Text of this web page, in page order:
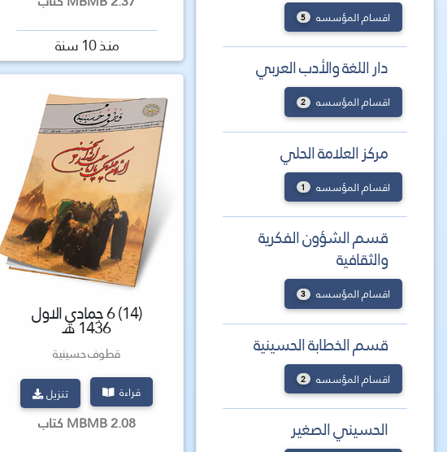
اقسام المؤسسه 5
دار اللغة والأدب العربي
اقسام المؤسسه 2
مركز العلامة الحلي
اقسام المؤسسه 1
قسم الشؤون الفكرية
والثقافية
اقسام المؤسسه 3
قسم الخطابة الحسينية
اقسام المؤسسه 2
الحسيني الصغير
منذ 10 سنة
(14) 6 جمادي الاول
1436 هـ
قطوف حسينية
قراءة تنزيل
2.08 MBMB كتاب